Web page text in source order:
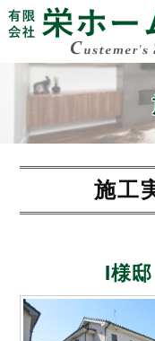
施工
I様